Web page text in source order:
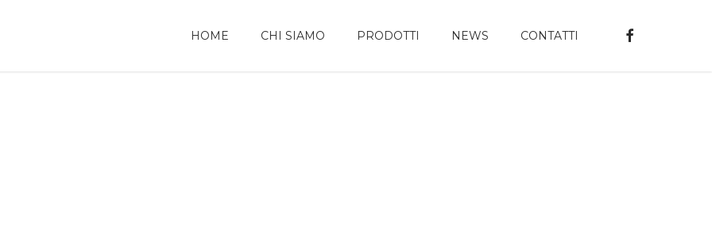
HOME CHI SIAMO PRODOTTI NEWS CONTATTI FACEBOOK